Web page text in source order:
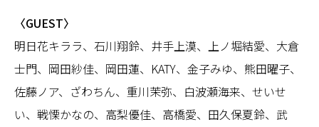
〈GUEST〉
明日花キララ、石川翔鈴、井手上漠、上ノ堀結愛、大倉
士門、岡田紗佳、岡田蓮、KATY、金子みゆ、熊田曜子、
佐藤ノア、ざわちん、重川茉弥、白波瀬海来、せいせ
い、戦慄かなの、高梨優佳、高橋愛、田久保夏鈴、武